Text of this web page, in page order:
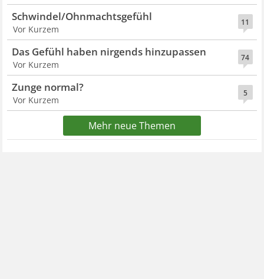
11
Schwindel/Ohnmachtsgefühl
Vor Kurzem
74
Das Gefühl haben nirgends hinzupassen
Vor Kurzem
5
Zunge normal?
Vor Kurzem
Mehr neue Themen